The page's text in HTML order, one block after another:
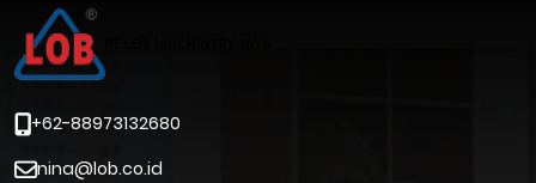
+62-88973132680
nina@lob.co.id